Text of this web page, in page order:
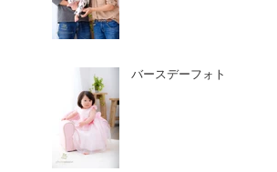
バースデーフォト